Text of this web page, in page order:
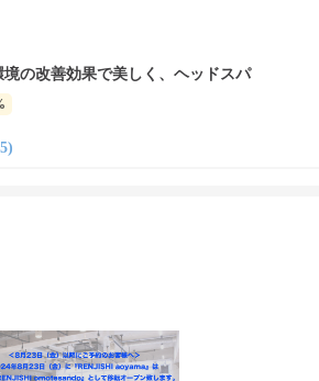
の改善効果で美しく、ヘッドスパ